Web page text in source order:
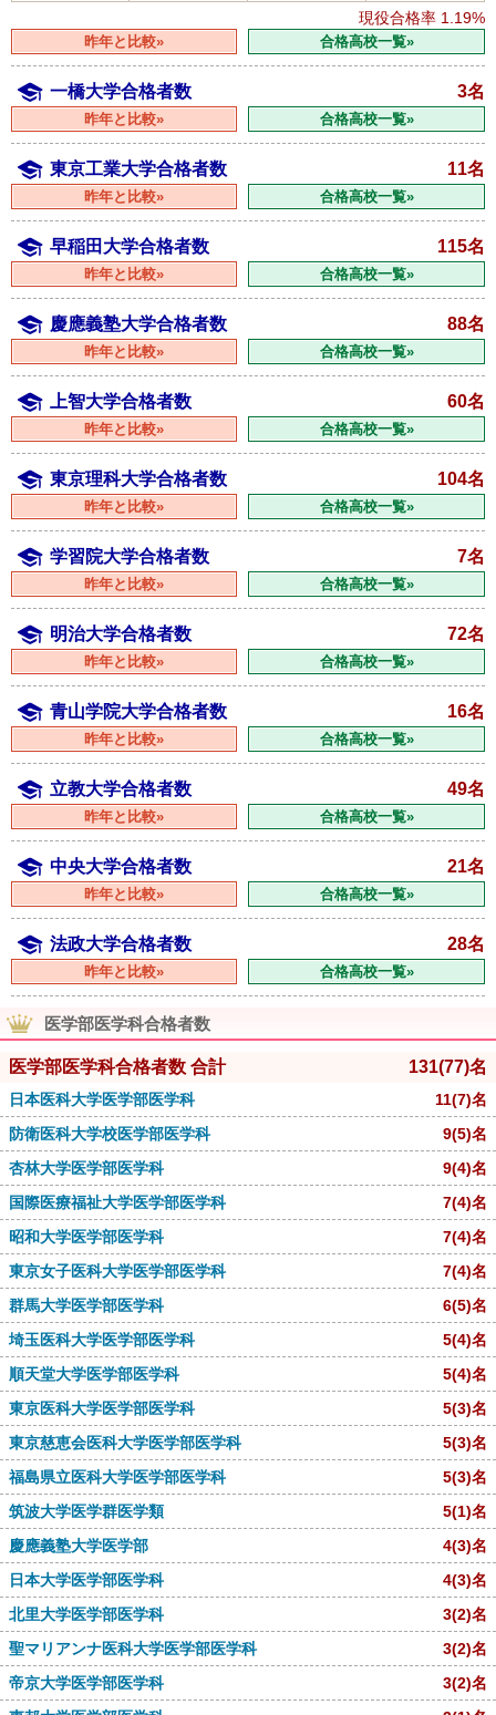
現役合格率 1.19%
昨年と比較» 合格高校一覧»
一橋大学合格者数 3名
昨年と比較» 合格高校一覧»
東京工業大学合格者数 11名
昨年と比較» 合格高校一覧»
早稲田大学合格者数 115名
昨年と比較» 合格高校一覧»
慶應義塾大学合格者数 88名
昨年と比較» 合格高校一覧»
上智大学合格者数 60名
昨年と比較» 合格高校一覧»
東京理科大学合格者数 104名
昨年と比較» 合格高校一覧»
学習院大学合格者数 7名
昨年と比較» 合格高校一覧»
明治大学合格者数 72名
昨年と比較» 合格高校一覧»
青山学院大学合格者数 16名
昨年と比較» 合格高校一覧»
立教大学合格者数 49名
昨年と比較» 合格高校一覧»
中央大学合格者数 21名
昨年と比較» 合格高校一覧»
法政大学合格者数 28名
昨年と比較» 合格高校一覧»
医学部医学科合格者数
医学部医学科合格者数 合計 131(77)名
日本医科大学医学部医学科 11(7)名
防衛医科大学校医学部医学科
9(5)名
杏林大学医学部医学科
9(4)名
国際医療福祉大学医学部医学科
7(4)名
昭和大学医学部医学科
7(4)名
東京女子医科大学医学部医学科
7(4)名
群馬大学医学部医学科
6(5)名
埼玉医科大学医学部医学科
5(4)名
順天堂大学医学部医学科
5(4)名
東京医科大学医学部医学科
5(3)名
東京慈恵会医科大学医学部医学科
5(3)名
福島県立医科大学医学部医学科
5(3)名
筑波大学医学群医学類
5(1)名
慶應義塾大学医学部
4(3)名
日本大学医学部医学科
4(3)名
北里大学医学部医学科
3(2)名
聖マリアンナ医科大学医学部医学科
3(2)名
帝京大学医学部医学科
3(2)名